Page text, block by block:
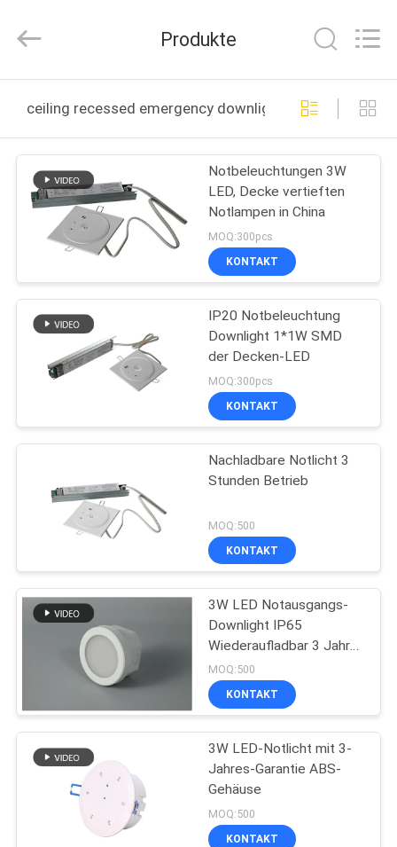
PRODUKTE
ÜBER
UNS
FABRIK-
AUSFLUG
QUALITÄTSKONTROLLE
TRETEN
VERBINDUNG
FORDERN
SIE EIN
ZITAT
SITEMAP
DATENSCHUTZRICHTLINIE
Co.,Ltd.
Produkte
ceiling recessed emergency downlight online
Notbeleuchtungen 3W
LED, Decke vertieften
Notlampen in China
MOQ:300pcs
KONTAKT
IP20 Notbeleuchtung
Downlight 1*1W SMD
der Decken-LED
MOQ:300pcs
KONTAKT
Nachladbare Notlicht 3
Stunden Betrieb
MOQ:500
KONTAKT
3W LED Notausgangs-
Downlight IP65
Wiederaufladbar 3 Jahre
Garantie
MOQ:500
KONTAKT
3W LED-Notlicht mit 3-
Jahres-Garantie ABS-
Gehäuse
MOQ:500
KONTAKT